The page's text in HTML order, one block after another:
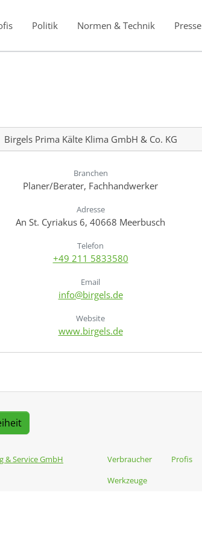
Politik Normen & Technik Presse
Birgels Prima Kälte Klima GmbH & Co. KG
Branchen
Planer/Berater, Fachhandwerker
Adresse
An St. Cyriakus 6, 40668 Meerbusch
Telefon
+49 211 5833580
Email
info@birgels.de
Website
www.birgels.de
& Service GmbH
Verbraucher Profis
Werkzeuge